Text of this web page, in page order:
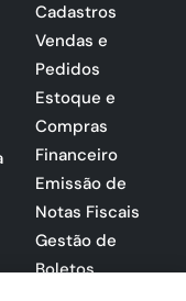
Cadastros
Vendas e
Pedidos
Estoque e
Compras
Financeiro
Emissão de
Notas Fiscais
Gestão de
Boletos